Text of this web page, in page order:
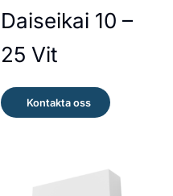
Daiseikai 10 –
25 Vit
Kontakta oss